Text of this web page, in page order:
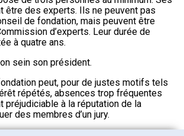
être des experts. Ils ne peuvent pas
de fondation, mais peuvent être
d’experts. Leur durée de
à quatre ans.
sein son président.
peut, pour de justes motifs tels
répétés, absences trop fréquentes
préjudiciable à la réputation de la
des membres d’un jury.